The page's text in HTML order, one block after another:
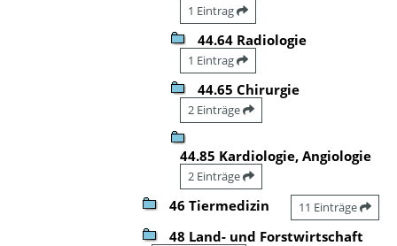
1 Eintrag
44.64 Radiologie
1 Eintrag
44.65 Chirurgie
2 Einträge
44.85 Kardiologie, Angiologie
2 Einträge
46 Tiermedizin 11 Einträge
48 Land- und Forstwirtschaft